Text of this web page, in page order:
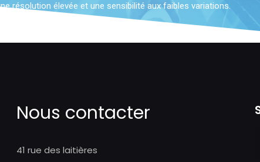
résolution élevée et une sensibilité aux faibles variations.
Nous contacter
41 rue des laitières